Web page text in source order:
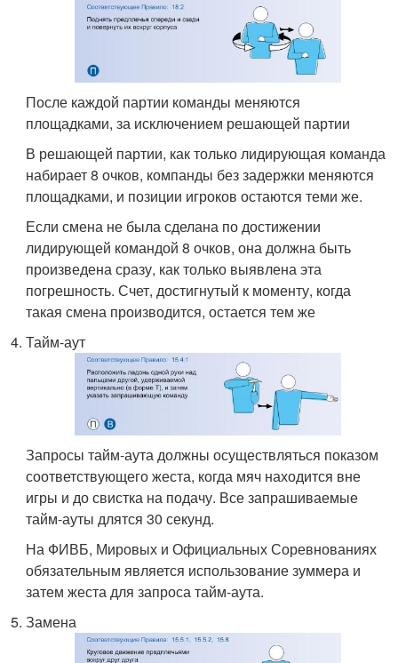
После каждой партии команды меняются
площадками, за исключением решающей партии
В решающей партии, как только лидирующая команда
набирает 8 очков, компанды без задержки меняются
площадками, и позиции игроков остаются теми же.
Если смена не была сделана по достижении
лидирующей командой 8 очков, она должна быть
произведена сразу, как только выявлена эта
погрешность. Счет, достигнутый к моменту, когда
такая смена производится, остается тем же
Тайм-аут
Запросы тайм-аута должны осуществляться показом
соответствующего жеста, когда мяч находится вне
игры и до свистка на подачу. Все запрашиваемые
тайм-ауты длятся 30 секунд.
На ФИВБ, Мировых и Официальных Соревнованиях
обязательным является использование зуммера и
затем жеста для запроса тайм-аута.
Замена